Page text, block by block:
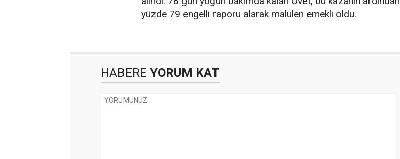
yüzde 79 engelli raporu alarak malulen emekli oldu.
HABERE YORUM KAT